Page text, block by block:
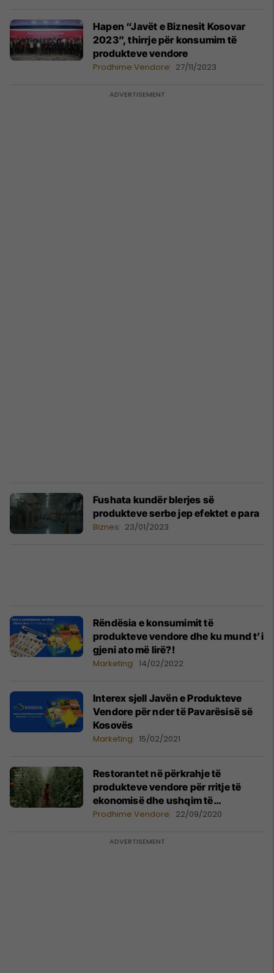
Hapen “Javët e Biznesit Kosovar
2023”, thirrje për konsumim të
produkteve vendore
Prodhime Vendore 27/11/2023
Fushata kundër blerjes së
produkteve serbe jep efektet e para
Biznes 23/01/2023
Rëndësia e konsumimit të
produkteve vendore dhe ku mund t’i
gjeni ato më lirë?!
Marketing 14/02/2022
Interex sjell Javën e Produkteve
Vendore për nder të Pavarësisë së
Kosovës
Marketing 15/02/2021
Restorantet në përkrahje të
produkteve vendore për rritje të
ekonomisë dhe ushqim të
shëndetshëm
Prodhime Vendore 22/09/2020